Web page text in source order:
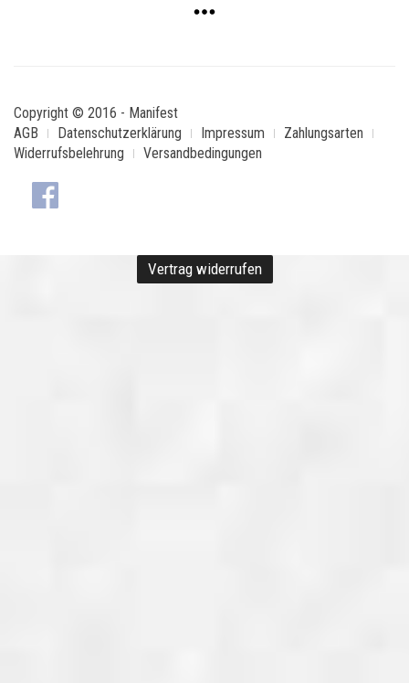
Copyright © 2016 - Manifest
AGB
Datenschutzerklärung Impressum
Zahlungsarten
Widerrufsbelehrung
Versandbedingungen
Vertrag widerrufen